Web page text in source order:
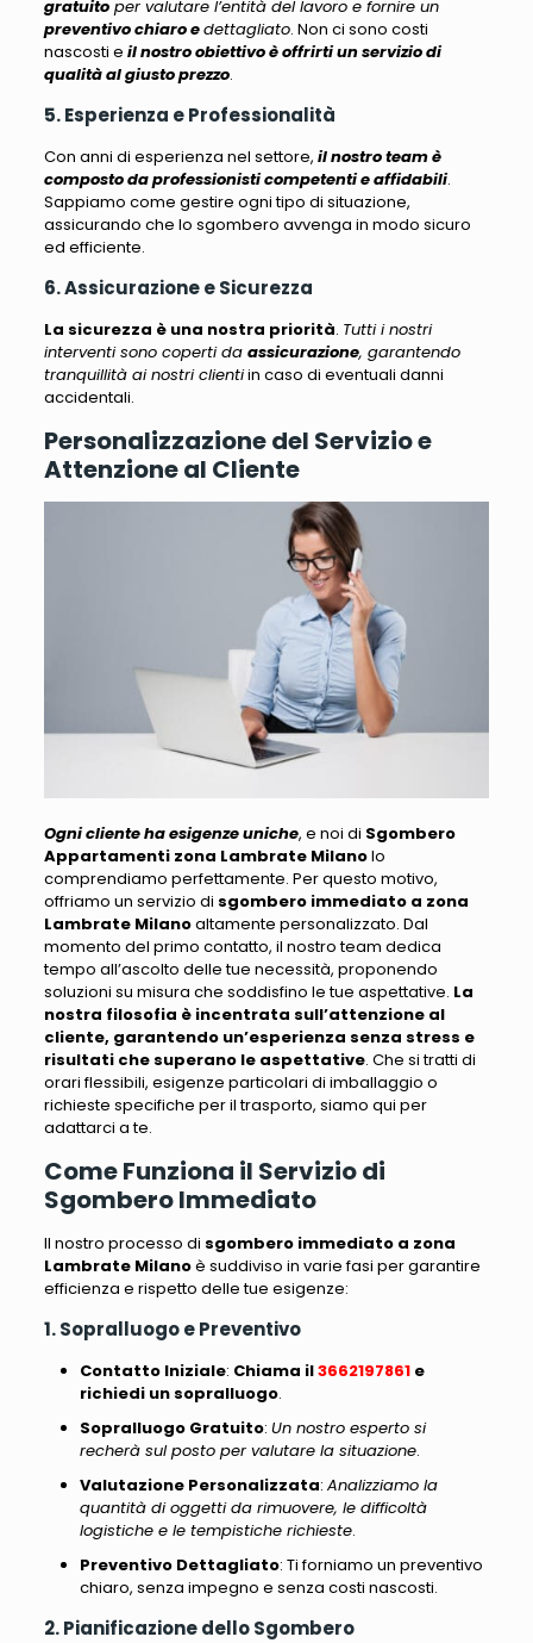
gratuitoper valutare l’entità del lavoro e fornire un
preventivo chiaro edettagliato. Non ci sono costi
nascosti e il nostro obiettivo è offrirti un servizio di
qualità al giusto prezzo.
5. Esperienza e Professionalità
Con anni di esperienza nel settore, il nostro team è
composto da professionisti competenti e affidabili.
Sappiamo come gestire ogni tipo di situazione,
assicurando che lo sgombero avvenga in modo sicuro
ed efficiente.
6. Assicurazione e Sicurezza
La sicurezza è una nostra priorità. Tutti i nostri
interventi sono coperti da assicurazione, garantendo
tranquillità ai nostri clientiin caso di eventuali danni
accidentali.
Personalizzazione del Servizio e
Attenzione al Cliente
Ogni cliente ha esigenze uniche, e noi di Sgombero
Appartamenti zona Lambrate Milanolo
comprendiamo perfettamente. Per questo motivo,
offriamo un servizio di sgombero immediato a zona
Lambrate Milanoaltamente personalizzato. Dal
momento del primo contatto, il nostro team dedica
tempo all’ascolto delle tue necessità, proponendo
soluzioni su misura che soddisfino le tue aspettative. La
nostra filosofia è incentrata sull’attenzione al
cliente, garantendo un’esperienza senza stress e
risultati che superano le aspettative. Che si tratti di
orari flessibili, esigenze particolari di imballaggio o
richieste specifiche per il trasporto, siamo qui per
adattarci a te.
Come Funziona il Servizio di
Sgombero Immediato
Il nostro processo di sgombero immediato a zona
Lambrate Milanoè suddiviso in varie fasi per garantire
efficienza e rispetto delle tue esigenze:
1. Sopralluogo e Preventivo
Contatto Iniziale: Chiama il3662197861e
richiedi un sopralluogo.
Sopralluogo Gratuito: Un nostro esperto si
recherà sul posto per valutare la situazione.
Valutazione Personalizzata: Analizziamo la
quantità di oggetti da rimuovere, le difficoltà
logistiche e le tempistiche richieste.
Preventivo Dettagliato: Ti forniamo un preventivo
chiaro, senza impegno e senza costi nascosti.
2. Pianificazione dello Sgombero